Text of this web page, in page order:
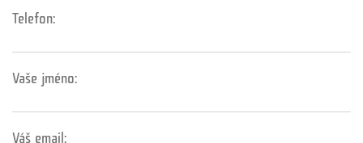
Telefon:
Vaše jméno:
Váš email: